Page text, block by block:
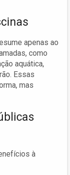
apenas ao
como
aquática,
Essas
mas
à